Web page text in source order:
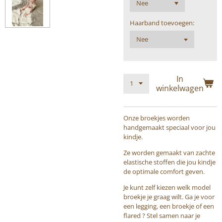
Haarband toevoegen:
In
winkelwagen
Onze broekjes worden
handgemaakt speciaal voor jou
kindje.
Ze worden gemaakt van zachte
elastische stoffen die jou kindje
de optimale comfort geven.
Je kunt zelf kiezen welk model
broekje je graag wilt. Ga je voor
een legging, een broekje of een
flared ? Stel samen naar je